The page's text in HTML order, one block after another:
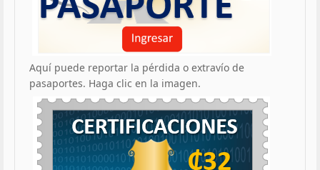
Aquí puede reportar la pérdida o extravío de
pasaportes. Haga clic en la imagen.